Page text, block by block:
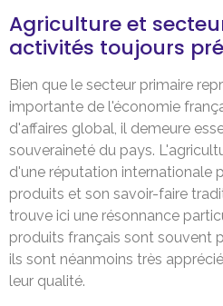
Agriculture et
activités toujours
Bien que le secteur primaire
importante de l'économie
d'affaires global, il demeure
souveraineté du pays.
d'une réputation internationale
produits et son savoir-faire
trouve ici une résonnance
produits français sont souvent
ils sont néanmoins très
leur qualité.